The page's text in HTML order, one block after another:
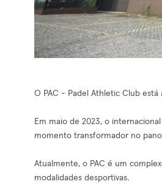
O PAC - Padel Athletic Club está
Em maio de 2023, o
momento transformador no
Atualmente, o PAC é um
modalidades desportivas.